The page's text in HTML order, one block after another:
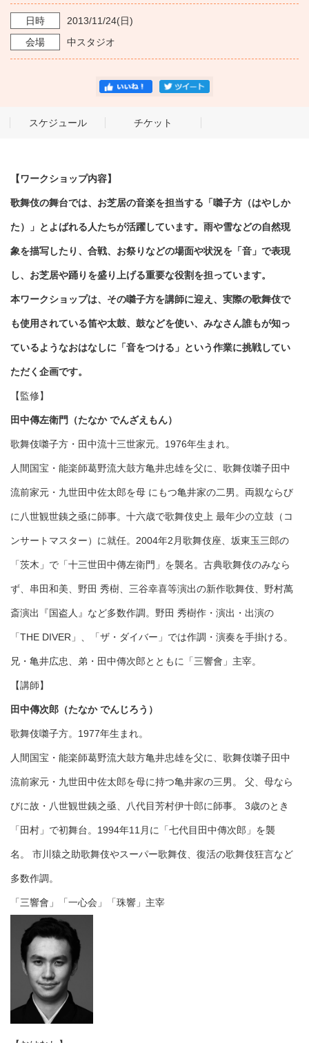
日時 2013/11/24(日)
会場
中スタジオ
スケジュール チケット
【ワークショップ内容】
歌舞伎の舞台では、お芝居の音楽を担当する「囃子方（はやしか
た）」とよばれる人たちが活躍しています。雨や雪などの自然現
象を描写したり、合戦、お祭りなどの場面や状況を「音」で表現
し、お芝居や踊りを盛り上げる重要な役割を担っています。
本ワークショップは、その囃子方を講師に迎え、実際の歌舞伎で
も使用されている笛や太鼓、鼓などを使い、みなさん誰もが知っ
ているようなおはなしに「音をつける」という作業に挑戦してい
ただく企画です。
【監修】
田中傳左衛門（たなか でんざえもん）
歌舞伎囃子方・田中流十三世家元。1976年生まれ。
人間国宝・能楽師葛野流大鼓方亀井忠雄を父に、歌舞伎囃子田中
流前家元・九世田中佐太郎を母 にもつ亀井家の二男。両親ならび
に八世観世銕之亟に師事。十六歳で歌舞伎史上 最年少の立鼓（コ
ンサートマスター）に就任。2004年2月歌舞伎座、坂東玉三郎の
「茨木」で「十三世田中傳左衛門」を襲名。古典歌舞伎のみなら
ず、串田和美、野田 秀樹、三谷幸喜等演出の新作歌舞伎、野村萬
斎演出『国盗人』など多数作調。野田 秀樹作・演出・出演の
「THE DIVER」、「ザ・ダイバー」では作調・演奏を手掛ける。
兄・亀井広忠、弟・田中傳次郎とともに「三響會」主宰。
【講師】
田中傳次郎（たなか でんじろう）
歌舞伎囃子方。1977年生まれ。
人間国宝・能楽師葛野流大鼓方亀井忠雄を父に、歌舞伎囃子田中
流前家元・九世田中佐太郎を母に持つ亀井家の三男。 父、母なら
びに故・八世観世銕之亟、八代目芳村伊十郎に師事。 3歳のとき
「田村」で初舞台。1994年11月に「七代目田中傳次郎」を襲
名。 市川猿之助歌舞伎やスーパー歌舞伎、復活の歌舞伎狂言など
多数作調。
「三響會」「一心会」「珠響」主宰